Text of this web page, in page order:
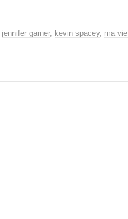
jennifer garner, kevin spacey, ma